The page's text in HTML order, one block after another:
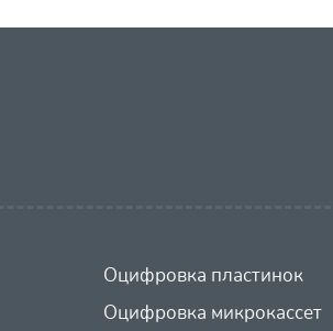
Оцифровка пластинок
Оцифровка микрокассет